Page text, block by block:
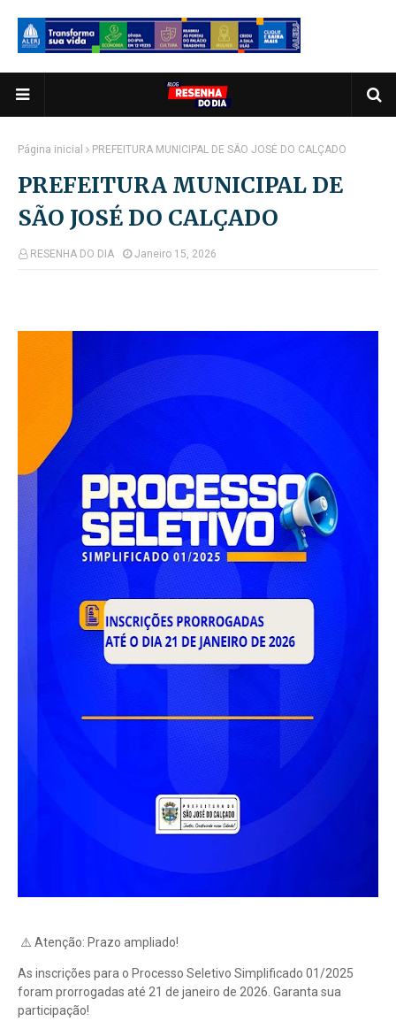
Página inicial PREFEITURA MUNICIPAL DE SÃO JOSÉ DO CALÇADO
PREFEITURA MUNICIPAL DE
SÃO JOSÉ DO CALÇADO
RESENHA DO DIA Janeiro 15, 2026
⚠️ Atenção: Prazo ampliado!
As inscrições para o Processo Seletivo Simplificado 01/2025
foram prorrogadas até 21 de janeiro de 2026. Garanta sua
participação!